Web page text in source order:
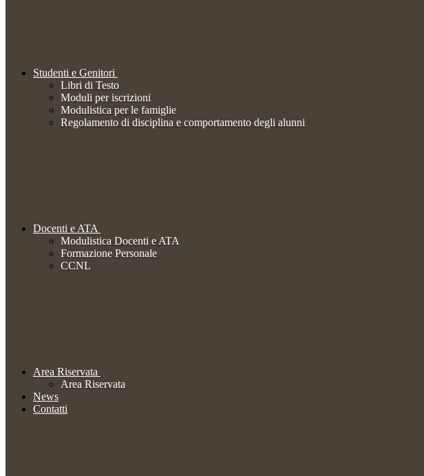
Studenti e Genitori
Libri di Testo
Moduli per iscrizioni
Modulistica per le famiglie
Regolamento di disciplina e comportamento degli alunni
Docenti e ATA
Modulistica Docenti e ATA
Formazione Personale
CCNL
Area Riservata
Area Riservata
News
Contatti